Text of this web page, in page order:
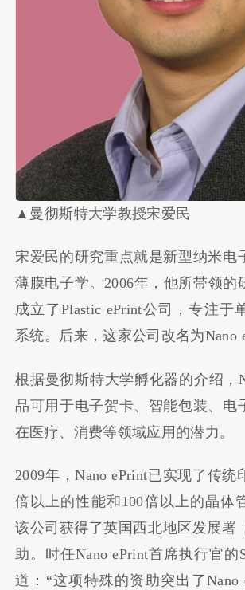
▲曼彻斯特大学教授宋爱民
宋爱民的研究重点就是新型纳米电
薄膜电子学。2006年，他所带领的
成立了Plastic ePrint公司，专注于
系统。后来，这家公司改名为Nano
根据曼彻斯特大学孵化器的介绍，
品可用于电子贺卡、智能包装、电
在医疗、消费等领域应用的潜力。
2009年，Nano ePrint已实现了传统
倍以上的性能和100倍以上的晶体
该公司获得了英国西北地区发展署
助。时任Nano ePrint首席执行官的
道：“这项特殊的资助突出了Nano